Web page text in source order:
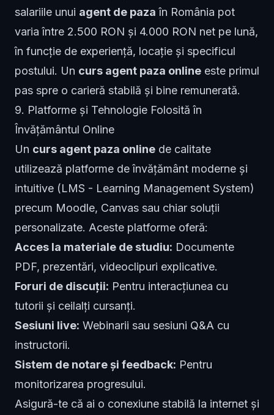
salariile unui agent de paza în România pot
varia între 2.500 RON și 4.000 RON net pe lună,
în funcție de experiență, locație și specificul
postului. Un curs agent paza online este primul
pas spre o carieră stabilă și bine remunerată.
9. Platforme și Tehnologie Folosită în
Învățământul Online
Un curs agent paza online de calitate
utilizează platforme de învățământ moderne și
intuitive (LMS - Learning Management System)
precum Moodle, Canvas sau chiar soluții
personalizate. Aceste platforme oferă:
Acces la materiale de studiu: Documente
PDF, prezentări, videoclipuri explicative.
Foruri de discuții: Pentru interacțiunea cu
tutorii și ceilalți cursanți.
Sesiuni live: Webinarii sau sesiuni Q&A cu
instructorii.
Sistem de notare și feedback: Pentru
monitorizarea progresului.
Asigură-te că ai o conexiune stabilă la internet și